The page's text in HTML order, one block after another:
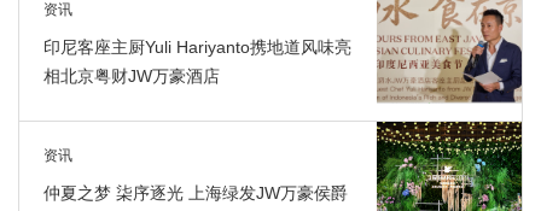
资讯
印尼客座主厨Yuli Hariyanto携地道风味亮
相北京粤财JW万豪酒店
资讯
仲夏之梦 柒序逐光 上海绿发JW万豪侯爵